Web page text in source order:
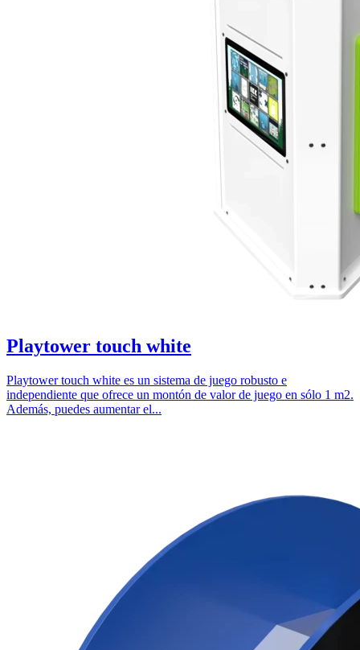
Playtower touch white
Playtower touch white es un sistema de juego robusto e
independiente que ofrece un montón de valor de juego en sólo 1 m2.
Además, puedes aumentar el...